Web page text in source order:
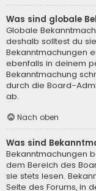
Was sind globale
Globale
deshalb solltest du
Bekanntmachungen
ebenfalls in deinem
Bekanntmachung
durch die Board-
ab.
Nach oben
Was sind
Bekanntmachungen
dem Bereich des
sie stets lesen.
Seite des Forums, in